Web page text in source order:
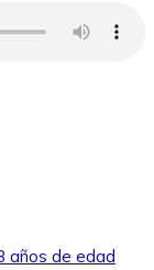
años de edad